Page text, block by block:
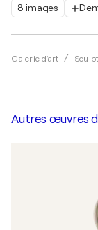
8 images
Galerie d'art
Autres œuvres